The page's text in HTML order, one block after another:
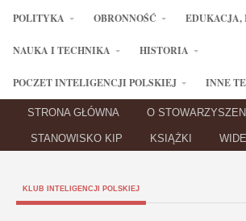
POLITYKA OBRONNOŚĆ EDUKACJA,
NAUKA I TECHNIKA HISTORIA
POCZET INTELIGENCJI POLSKIEJ INNE
STRONA GŁÓWNA O
STANOWISKO KIP KSIĄŻKI
KLUB INTELIGENCJI POLSKIEJ